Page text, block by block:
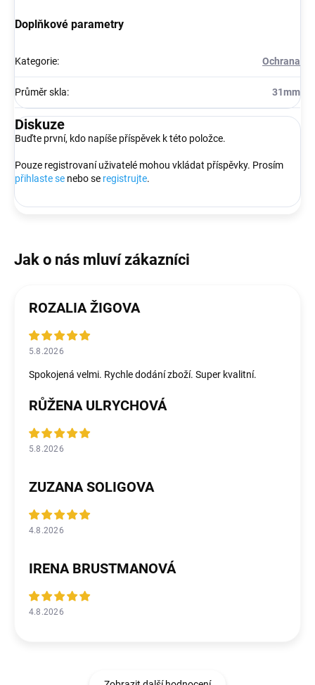
Doplňkové parametry
Kategorie: Ochrana
Průměr skla: 31mm
Diskuze
Buďte první, kdo napíše příspěvek k této položce.
Pouze registrovaní uživatelé mohou vkládat příspěvky. Prosím
přihlaste se nebo se registrujte.
ROZALIA ŽIGOVA
5.8.2026
Spokojená velmi. Rychle dodání zboží. Super kvalitní.
RŮŽENA ULRYCHOVÁ
5.8.2026
ZUZANA SOLIGOVA
4.8.2026
IRENA BRUSTMANOVÁ
4.8.2026